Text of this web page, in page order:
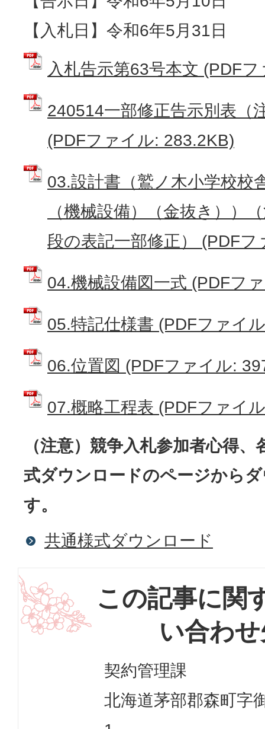
【入札日】令和6年5月31日
入札告示第63号本文 (PDF
240514一部修正告示別表（
(PDFファイル: 283.2KB)
03.設計書（鷲ノ木小学校校
（機械設備）（金抜き））
段の表記一部修正） (PDF
04.機械設備図一式 (PDFフ
05.特記仕様書 (PDFファイ
06.位置図 (PDFファイル:
07.概略工程表 (PDFファイ
（注意）競争入札参加者心得
式ダウンロードのページから
す。
共通様式ダウンロード
この記事に関
い合わ
契約管理課
北海道茅部郡森町字